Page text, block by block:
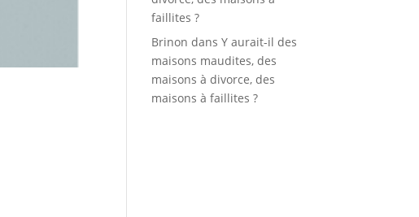
faillites ?
Brinon dansY aurait-il des
maisons maudites, des
maisons à divorce, des
maisons à faillites ?